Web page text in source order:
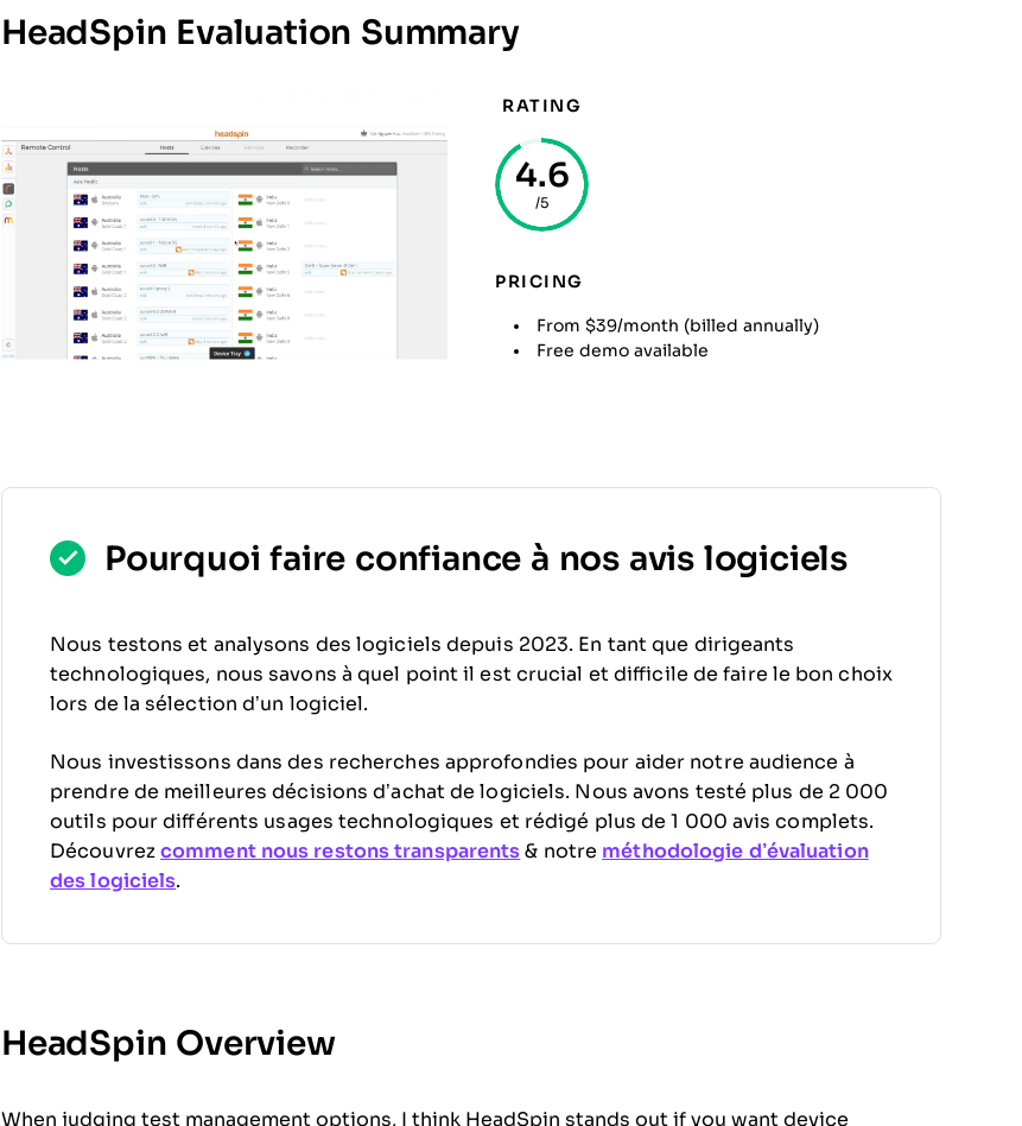
HeadSpin Evaluation Summary
RATING
4.6
/5
PRICING
From $39/month (billed annually)
Free demo available
Pourquoi faire confiance à nos avis logiciels
Nous testons et analysons des logiciels depuis 2023. En tant que dirigeants
technologiques, nous savons à quel point il est crucial et difficile de faire le bon choix
lors de la sélection d’un logiciel.
Nous investissons dans des recherches approfondies pour aider notre audience à
prendre de meilleures décisions d’achat de logiciels. Nous avons testé plus de 2 000
outils pour différents usages technologiques et rédigé plus de 1 000 avis complets.
Découvrez comment nous restons transparents & notre méthodologie d’évaluation
des logiciels.
HeadSpin Overview
When judging test management options, I think HeadSpin stands out if you want device